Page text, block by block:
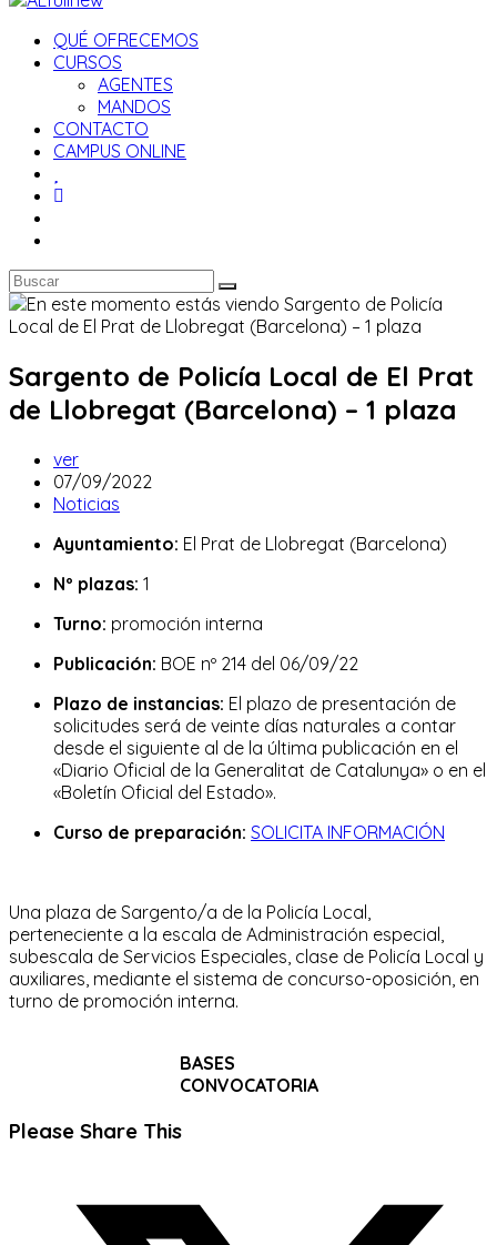
QUÉ OFRECEMOS
CURSOS
AGENTES
MANDOS
CONTACTO
CAMPUS ONLINE
Sargento de Policía Local de El Prat
de Llobregat (Barcelona) – 1 plaza
Autor
de
la
ver
Publicación
de
entrada:
07/09/2022
Categoría
la
Noticias
Ayuntamiento: El Prat de Llobregat (Barcelona)
Nº plazas: 1
Turno: promoción interna
Publicación: BOE nº 214 del 06/09/22
Plazo de instancias: El plazo de presentación de
solicitudes será de veinte días naturales a contar
desde el siguiente al de la última publicación en el
«Diario Oficial de la Generalitat de Catalunya» o en el
«Boletín Oficial del Estado».
Curso de preparación: SOLICITA INFORMACIÓN
Una plaza de Sargento/a de la Policía Local,
perteneciente a la escala de Administración especial,
subescala de Servicios Especiales, clase de Policía Local y
auxiliares, mediante el sistema de concurso-oposición, en
turno de promoción interna.
BASES
CONVOCATORIA
Please Share ThisCompartir